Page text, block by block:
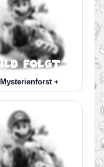
Mysterienforst +